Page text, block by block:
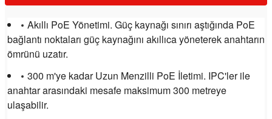
Akıllı PoE Yönetimi. Güç kaynağı sınırı aştığında PoE
bağlantı noktaları güç kaynağını akıllıca yöneterek anahtarın
ömrünü uzatır.
300 m'ye kadar Uzun Menzilli PoE İletimi. IPC'ler ile
anahtar arasındaki mesafe maksimum 300 metreye
ulaşabilir.